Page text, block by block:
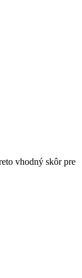
vhodný skôr pre